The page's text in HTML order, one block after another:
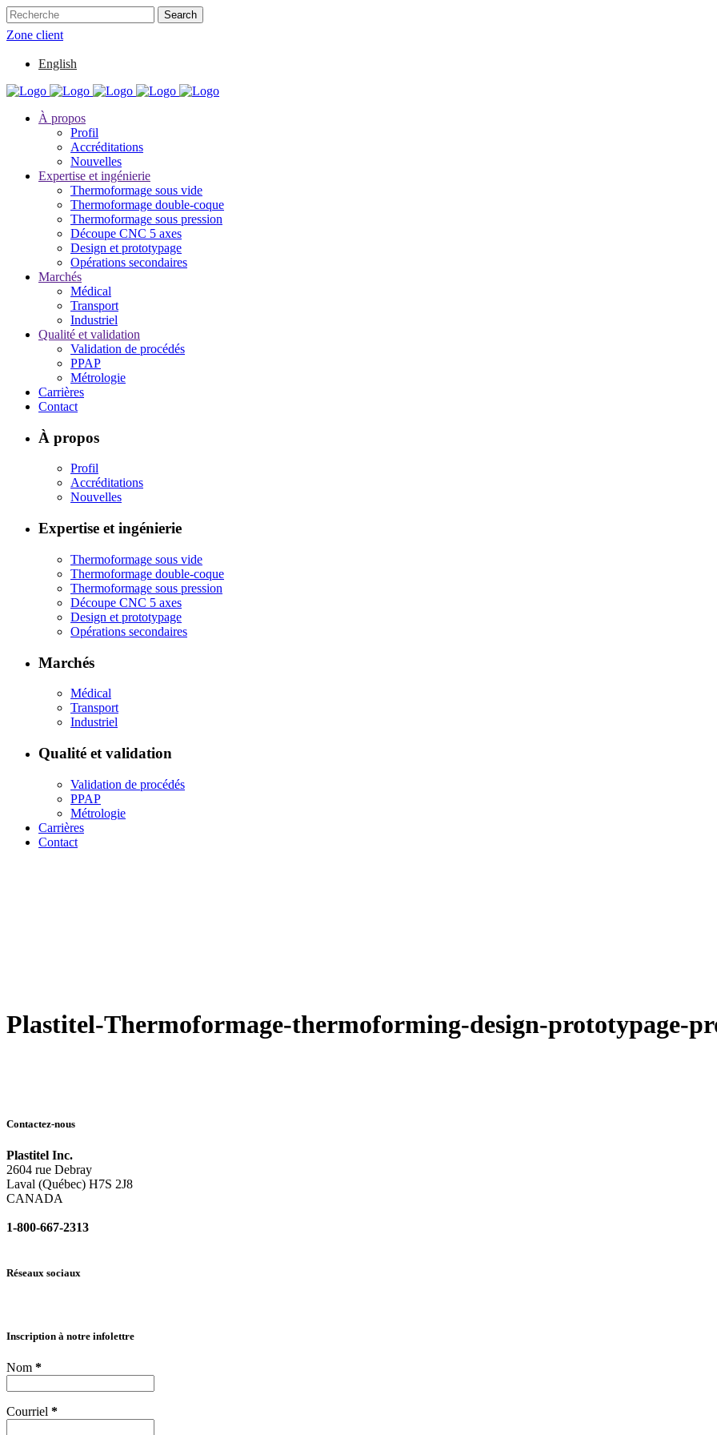
Zone client
English
À propos
Profil
Accréditations
Nouvelles
Expertise et ingénierie
Thermoformage sous vide
Thermoformage double-coque
Thermoformage sous pression
Découpe CNC 5 axes
Design et prototypage
Opérations secondaires
Marchés
Médical
Transport
Industriel
Qualité et validation
Validation de procédés
PPAP
Métrologie
Carrières
Contact
À propos
Profil
Accréditations
Nouvelles
Expertise et ingénierie
Thermoformage sous vide
Thermoformage double-coque
Thermoformage sous pression
Découpe CNC 5 axes
Design et prototypage
Opérations secondaires
Marchés
Médical
Transport
Industriel
Qualité et validation
Validation de procédés
PPAP
Métrologie
Carrières
Contact
Plastitel-Thermoformage-thermoforming-design-prototypage-
Contactez-nous
Plastitel Inc.
2604 rue Debray
Laval (Québec) H7S 2J8
CANADA
1-800-667-2313
Réseaux sociaux
Inscription à notre infolettre
Nom *
Courriel *